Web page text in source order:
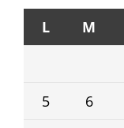
L M
5
6